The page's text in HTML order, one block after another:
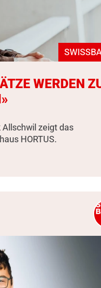
WERDEN
Allschwil zeigt das
HORTUS.